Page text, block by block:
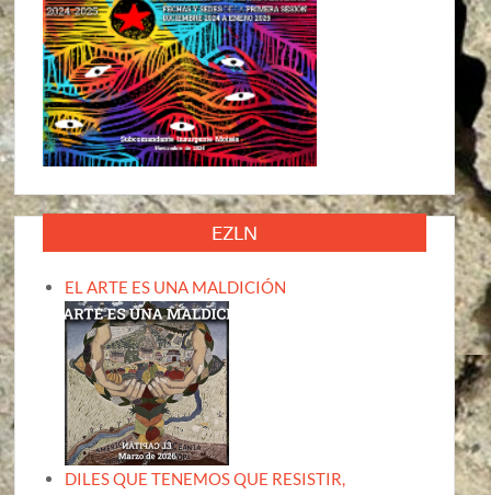
EZLN
EL ARTE ES UNA MALDICIÓN
DILES QUE TENEMOS QUE RESISTIR,